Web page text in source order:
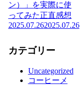
ン）」を実際に使
ってみた正直感想
2025.07.262025.07.26
カテゴリー
Uncategorized
コーヒーメ